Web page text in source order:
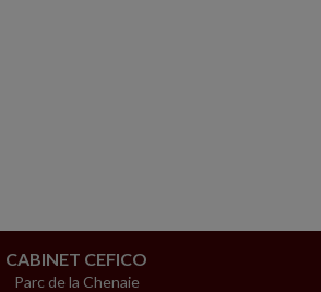
CABINET CEFICO
Parc de la Chenaie